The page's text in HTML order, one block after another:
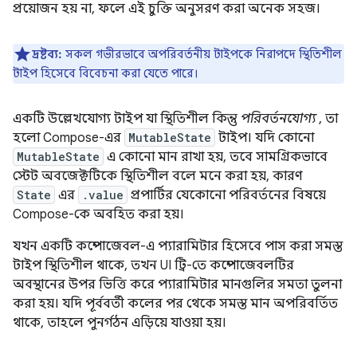
প্রয়োজন হয় না, ফলে এই চুক্তি অনুসরণ করা অনেক সহজ।
দ্রষ্টব্য: সকল গভীরভাবে অপরিবর্তনীয় টাইপকে নিরাপদে স্থিতিশীল
টাইপ হিসেবে বিবেচনা করা যেতে পারে।
একটি উল্লেখযোগ্য টাইপ যা স্থিতিশীল কিন্তু পরিবর্তনযোগ্য, তা
হলো Compose-এর MutableState টাইপ। যদি কোনো
MutableState এ কোনো মান রাখা হয়, তবে সামগ্রিকভাবে
স্টেট অবজেক্টটিকে স্থিতিশীল বলে মনে করা হয়, কারণ
State এর .value প্রপার্টির যেকোনো পরিবর্তনের বিষয়ে
Compose-কে অবহিত করা হয়।
যখন একটি কম্পোজেবল-এ প্যারামিটার হিসেবে পাস করা সমস্ত
টাইপ স্থিতিশীল থাকে, তখন UI ট্রি-তে কম্পোজেবলটির
অবস্থানের উপর ভিত্তি করে প্যারামিটার মানগুলির সমতা তুলনা
করা হয়। যদি পূর্ববর্তী কলের পর থেকে সমস্ত মান অপরিবর্তিত
থাকে, তাহলে পুনর্গঠন এড়িয়ে যাওয়া হয়।